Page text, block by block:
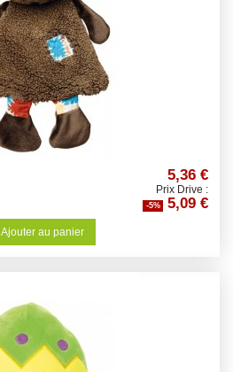
5,36 €
Prix Drive :
-5% 5,09 €
Ajouter au panier